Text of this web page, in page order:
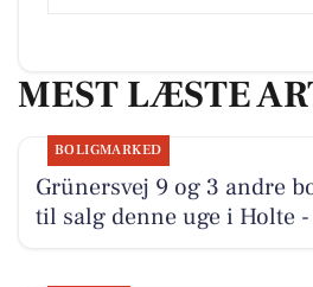
MEST LÆSTE
BOLIGMARKED
Grünersvej 9 og 3 andre
til salg denne uge i Holte